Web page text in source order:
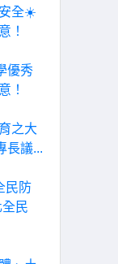
全☀️
！
優秀
！
之大
長議...
民防
民